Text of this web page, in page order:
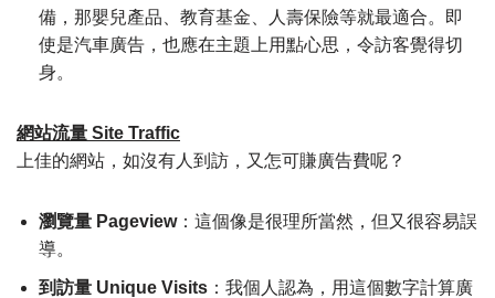
備，那嬰兒產品、教育基金、人壽保險等就最適合。即
使是汽車廣告，也應在主題上用點心思，令訪客覺得切
身。
網站流量 Site Traffic
上佳的網站，如沒有人到訪，又怎可賺廣告費呢？
瀏覽量 Pageview：這個像是很理所當然，但又很容易誤
導。
到訪量 Unique Visits ：我個人認為，用這個數字計算廣